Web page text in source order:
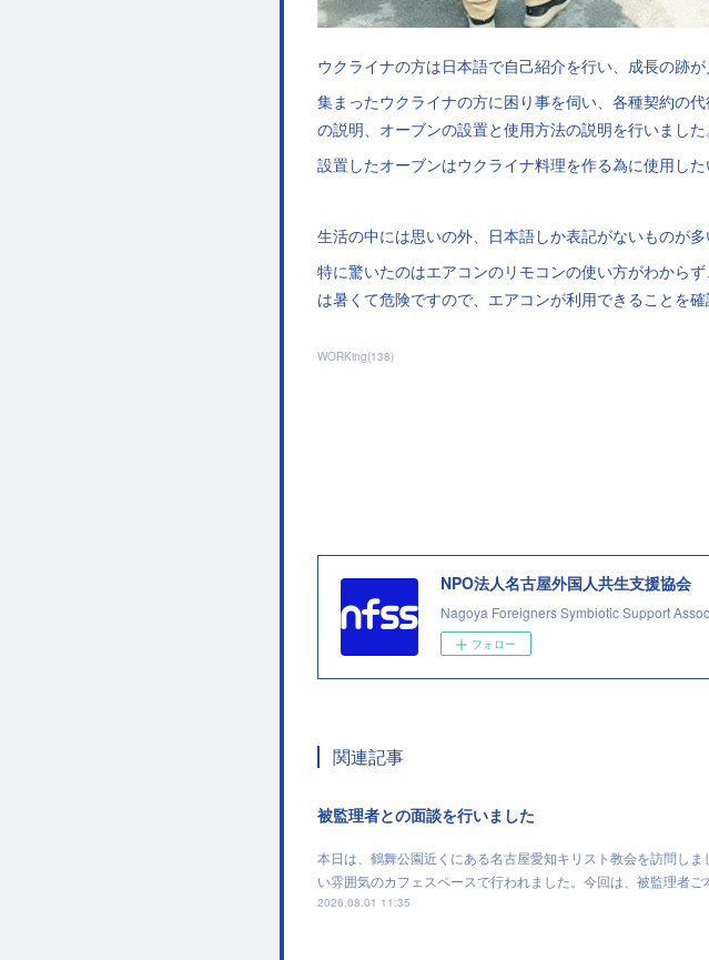
ウクライナの方は日本語で自己紹介を行い、成長の跡が
集まったウクライナの方に困り事を伺い、各種契約の
の説明、オーブンの設置と使用方法の説明を行いました。
設置したオーブンはウクライナ料理を作る為に使用した
生活の中には思いの外、日本語しか表記がないものが多
特に驚いたのはエアコンのリモコンの使い方がわから
は暑くて危険ですので、エアコンが利用できることを
WORKing(138)
NPO法人名古屋外国人共生支援協会
Nagoya Foreigners Symbiotic Support
フォロー
関連記事
被監理者との面談を行いました
本日は、鶴舞公園近くにある名古屋愛知キリスト教会を訪問し
い雰囲気のカフェスペースで行われました。今回は、被監理者
2026.08.01 11:35